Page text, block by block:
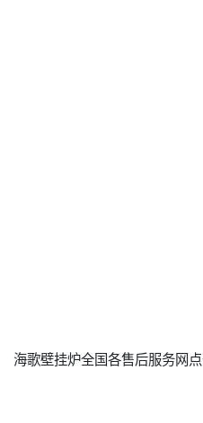
海歌壁挂炉全国各售后服务网